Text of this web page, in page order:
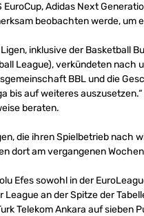
EuroCup, Adidas Next
beobachten werde, um
inklusive der Basketball
League), verkündeten nach
BBL und die
bis auf weiteres
beraten.
die ihren Spielbetrieb nach
dort am vergangenen
Efes sowohl in der
League an der Spitze der
Telekom Ankara auf sieben